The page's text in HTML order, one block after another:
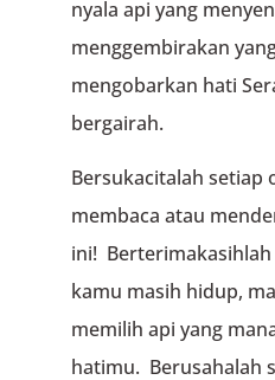
nyala api yang
menggem­birakan
mengobarkan hati
bergairah.
Bersukacitalah setiap
membaca atau
ini!
kamu masih hidup,
memilih api yang
hatimu. Berusahalah